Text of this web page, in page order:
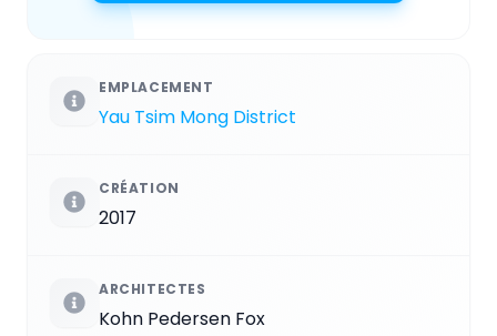
EMPLACEMENT
Yau Tsim Mong District
CRÉATION
2017
ARCHITECTES
Kohn Pedersen Fox